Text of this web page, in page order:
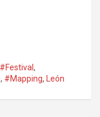
#Festival,
, #Mapping, León